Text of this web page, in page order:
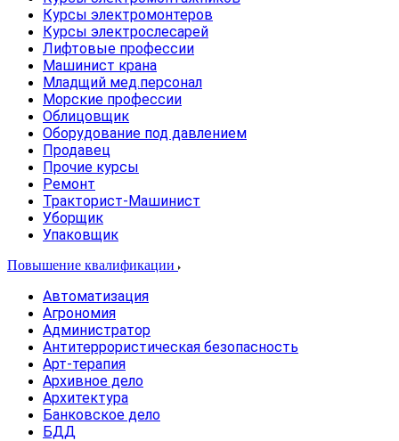
Курсы электромонтеров
Курсы электрослесарей
Лифтовые профессии
Машинист крана
Младщий мед.персонал
Морские профессии
Облицовщик
Оборудование под давлением
Продавец
Прочие курсы
Ремонт
Тракторист-Машинист
Уборщик
Упаковщик
Повышение квалификации
Автоматизация
Агрономия
Администратор
Антитеррористическая безопасность
Арт-терапия
Архивное дело
Архитектура
Банковское дело
БДД